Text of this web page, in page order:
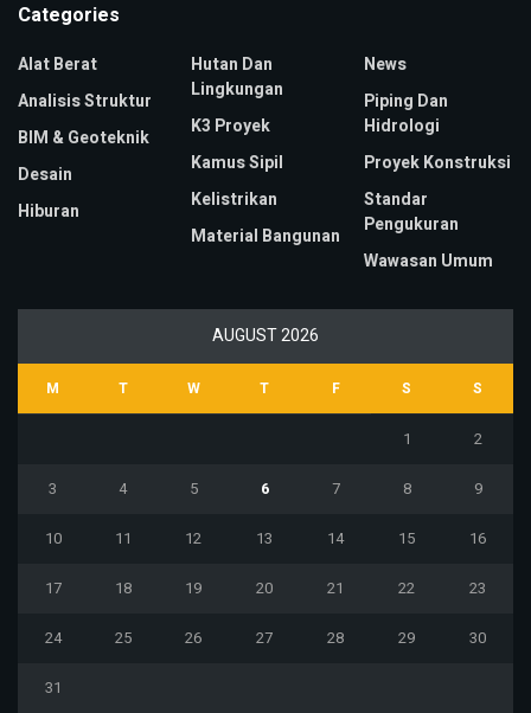
Categories
Alat Berat
Analisis Struktur
BIM & Geoteknik
Desain
Hiburan
Hutan Dan
Lingkungan
K3 Proyek
Kamus Sipil
Kelistrikan
Material Bangunan
News
Piping Dan
Hidrologi
Proyek Konstruksi
Standar
Pengukuran
Wawasan Umum
AUGUST 2026
M T W T F S S
1 2
3 4 5 6 7 8 9
10 11 12 13 14 15 16
17 18 19 20 21 22 23
24 25 26 27 28 29 30
31